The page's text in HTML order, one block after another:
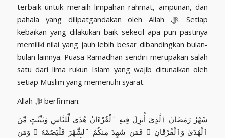
terbaik untuk meraih limpahan rahmat, ampunan, dan
pahala yang dilipatgandakan oleh Allah ﷻ. Setiap
kebaikan yang dilakukan baik sekecil apa pun pastinya
memiliki nilai yang jauh lebih besar dibandingkan bulan-
bulan lainnya. Puasa Ramadhan sendiri merupakan salah
satu dari lima rukun Islam yang wajib ditunaikan oleh
setiap Muslim yang memenuhi syarat.
Allah ﷻ berfirman:
شَهْرُ رَمَضَانَ ٱلَّذِىٓ أُنزِلَ فِيهِ ٱلْقُرْءَانُ هُدًى لِّلنَّاسِ وَبَيِّنَٰتٍ مِّنَ
ٱلْهُدَىٰ وَٱلْفُرْقَانِ ۚ فَمَن شَهِدَ مِنكُمُ ٱلشَّهْرَ فَلْيَصُمْهُ ۖ وَمَن